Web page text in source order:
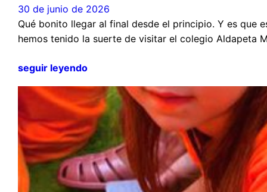
30 de junio de 2026
Qué bonito llegar al final desde el principio. Y es que
hemos tenido la suerte de visitar el colegio Aldapeta
seguir leyendo